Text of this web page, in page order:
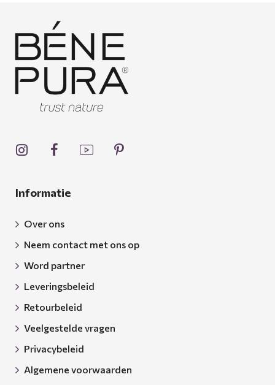
Informatie
Over ons
Neem contact met ons op
Word partner
Leveringsbeleid
Retourbeleid
Veelgestelde vragen
Privacybeleid
Algemene voorwaarden